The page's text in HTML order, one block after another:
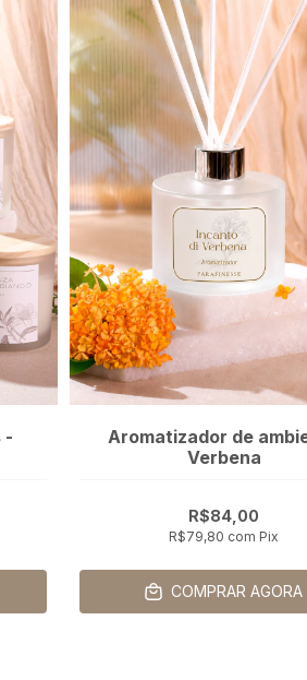
-
Aromatizador de
Verbena
R$84,00
R$79,80 com Pix
COMPRAR AGORA